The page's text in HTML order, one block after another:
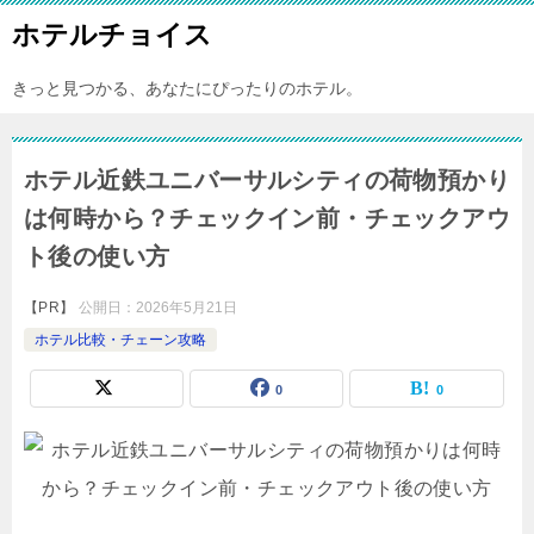
ホテルチョイス
きっと見つかる、あなたにぴったりのホテル。
ホテル近鉄ユニバーサルシティの荷物預かり
は何時から？チェックイン前・チェックアウ
ト後の使い方
【PR】 公開日：2026年5月21日
ホテル比較・チェーン攻略
0 0